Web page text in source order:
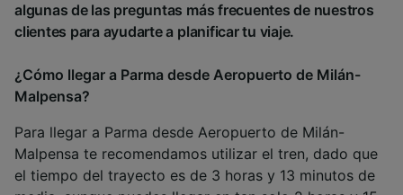
algunas de las preguntas más frecuentes de nuestros
clientes para ayudarte a planificar tu viaje.
¿Cómo llegar a Parma desde Aeropuerto de Milán-
Malpensa?
Para llegar a Parma desde Aeropuerto de Milán-
Malpensa te recomendamos utilizar el tren, dado que
el tiempo del trayecto es de 3 horas y 13 minutos de